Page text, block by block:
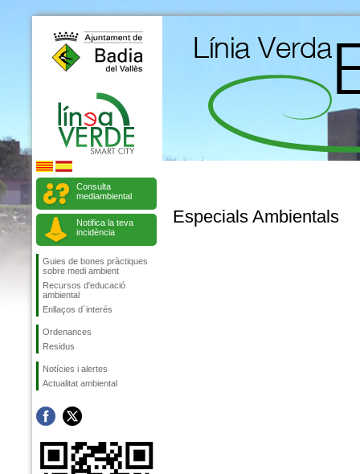
Consulta
mediambiental
Notifica la teva
incidència
Guies de bones pràctiques
sobre medi ambient
Recursos d'educació
ambiental
Enllaços d´interés
Ordenances
Residus
Notícies i alertes
Actualitat ambiental
Especials Ambientals